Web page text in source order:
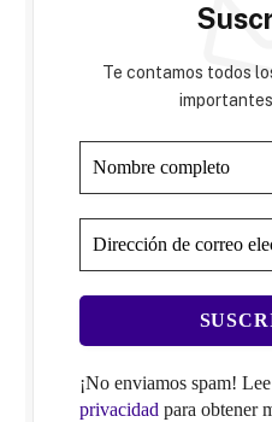
Te contamos todos
¡No enviamos spam!
privacidad para obtener